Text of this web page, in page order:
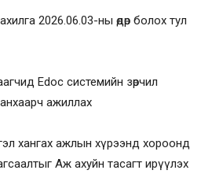
2026.06.03-ны өдөр болох тул
Edoc системийн зөрчил
ажиллах
хангах ажлын хүрээнд хороонд
Аж ахуйн тасагт ирүүлэх